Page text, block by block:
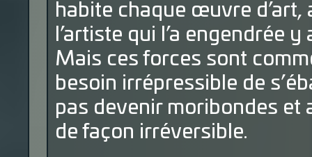
habite chaque œuvre
l’artiste qui l’a engendrée
Mais ces forces sont
besoin irrépressible de
pas devenir moribondes et
de façon irréversible.